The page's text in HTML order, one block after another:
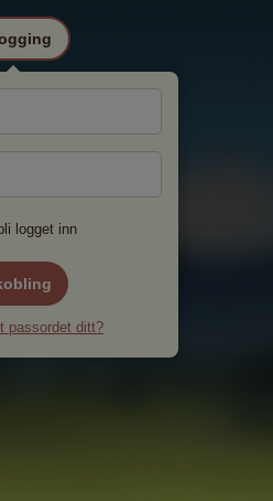
logget inn
passordet ditt?